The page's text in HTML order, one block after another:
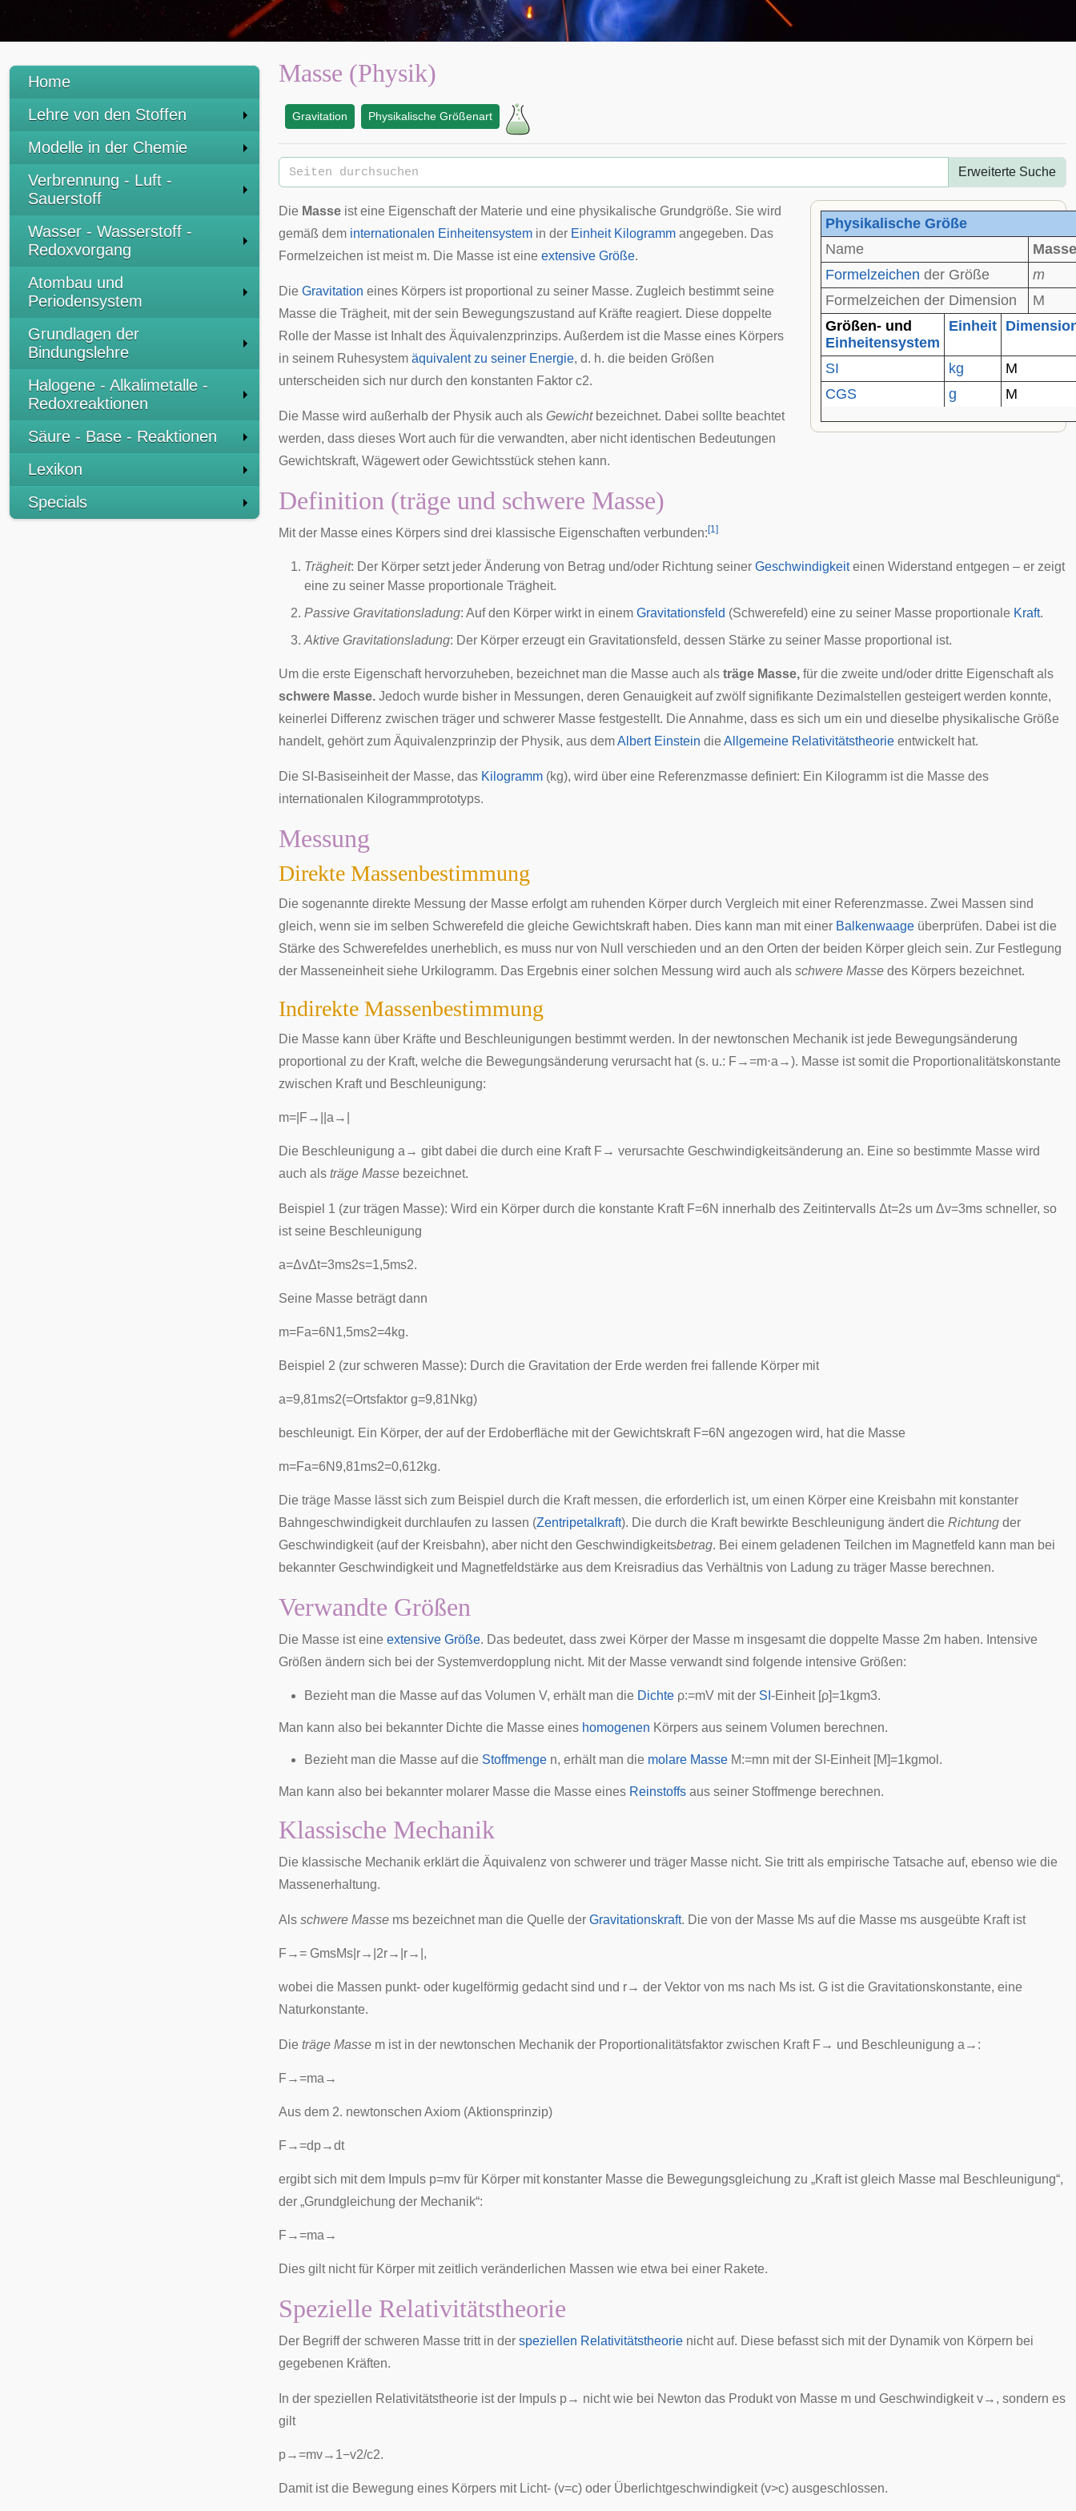
Home
Lehre von den Stoffen
Modelle in der Chemie
Verbrennung - Luft -
Sauerstoff
Wasser - Wasserstoff -
Redoxvorgang
Atombau und
Periodensystem
Grundlagen der
Bindungslehre
Halogene - Alkalimetalle -
Redoxreaktionen
Säure - Base - Reaktionen
Lexikon
Specials
Masse (Physik)
Gravitation Physikalische Größenart
Erweiterte Suche
Physikalische Größe
Name
Masse
Formelzeichen der Größe
m
Formelzeichen der Dimension
M
Größen- und
Einheitensystem
Einheit
SI kg
M
CGS
g M
Die Masse ist eine Eigenschaft der Materie und eine physikalische Grundgröße. Sie wird
gemäß dem internationalen Einheitensystem in der Einheit Kilogramm angegeben. Das
Formelzeichen ist meist m. Die Masse ist eine extensive Größe.
Die Gravitation eines Körpers ist proportional zu seiner Masse. Zugleich bestimmt seine
Masse die Trägheit, mit der sein Bewegungszustand auf Kräfte reagiert. Diese doppelte
Rolle der Masse ist Inhalt des Äquivalenzprinzips. Außerdem ist die Masse eines Körpers
in seinem Ruhesystem äquivalent zu seiner Energie, d. h. die beiden Größen
unterscheiden sich nur durch den konstanten Faktor c2.
Die Masse wird außerhalb der Physik auch als Gewichtbezeichnet. Dabei sollte beachtet
werden, dass dieses Wort auch für die verwandten, aber nicht identischen Bedeutungen
Gewichtskraft, Wägewertoder Gewichtsstück stehen kann.
Definition (träge und schwere Masse)
Mit der Masse eines Körpers sind drei klassische Eigenschaften verbunden: [1]
Trägheit: Der Körper setzt jeder Änderung von Betrag und/oder Richtung seiner Geschwindigkeiteinen Widerstand entgegen – er zeigt
eine zu seiner Masse proportionale Trägheit.
Passive Gravitationsladung: Auf den Körper wirkt in einem Gravitationsfeld (Schwerefeld) eine zu seiner Masse proportionale Kraft.
Aktive Gravitationsladung: Der Körper erzeugt ein Gravitationsfeld, dessen Stärke zu seiner Masse proportional ist.
Um die erste Eigenschaft hervorzuheben, bezeichnet man die Masse auch als träge Masse, für die zweite und/oder dritte Eigenschaft als
schwere Masse. Jedoch wurde bisher in Messungen, deren Genauigkeit auf zwölf signifikante Dezimalstellen gesteigert werden konnte,
keinerlei Differenz zwischen träger und schwerer Masse festgestellt. Die Annahme, dass es sich um ein und dieselbe physikalische Größe
handelt, gehört zum Äquivalenzprinzip der Physik, aus demAlbert Einstein die Allgemeine Relativitätstheorie entwickelt hat.
Die SI-Basiseinheitder Masse, das Kilogramm (kg), wird über eine Referenzmasse definiert: Ein Kilogramm ist die Masse des
internationalen Kilogrammprototyps.
Messung
Direkte Massenbestimmung
Die sogenannte direkte Messung der Masse erfolgt am ruhenden Körper durch Vergleich mit einer Referenzmasse. Zwei Massen sind
gleich, wenn sie im selben Schwerefeld die gleiche Gewichtskrafthaben. Dies kann man mit einer Balkenwaage überprüfen. Dabei ist die
Stärke des Schwerefeldes unerheblich, es muss nur von Null verschieden und an den Orten der beiden Körper gleich sein. Zur Festlegung
der Masseneinheit siehe Urkilogramm. Das Ergebnis einer solchen Messung wird auch als schwere Masse des Körpers bezeichnet.
Indirekte Massenbestimmung
Die Masse kann über Kräfte und Beschleunigungen bestimmt werden. In der newtonschen Mechanik ist jede Bewegungsänderung
proportional zu der Kraft, welche die Bewegungsänderung verursacht hat (s. u.: F →=m⋅a →). Masse ist somit die Proportionalitätskonstante
zwischen Kraft und Beschleunigung:
m= F → a →
Die Beschleunigung a → gibt dabei die durch eine Kraft F → verursachte Geschwindigkeitsänderung an. Eine so bestimmte Masse wird
auch als träge Masse bezeichnet.
Beispiel 1 (zur trägen Masse): Wird ein Körper durch die konstante Kraft F=6N innerhalb des Zeitintervalls Δt=2s um Δv=3ms schneller, so
ist seine Beschleunigung
a=ΔvΔt=3ms2s=1,5ms2.
Seine Masse beträgt dann
m=Fa=6N 1,5ms2=4kg.
Beispiel 2 (zur schweren Masse): Durch die Gravitation der Erde werden frei fallende Körper mit
a=9,81ms2(=Ortsfaktor g=9,81N kg)
beschleunigt. Ein Körper, der auf der Erdoberfläche mit der Gewichtskraft F=6N angezogen wird, hat die Masse
m=Fa=6N9,81ms2=0,612kg.
Die träge Masse lässt sich zum Beispiel durch die Kraft messen, die erforderlich ist, um einen Körper eine Kreisbahn mit konstanter
Bahngeschwindigkeit durchlaufen zu lassen (Zentripetalkraft). Die durch die Kraft bewirkte Beschleunigung ändert die Richtung der
Geschwindigkeit (auf der Kreisbahn), aber nicht den Geschwindigkeitsbetrag. Bei einem geladenen Teilchen im Magnetfeld kann man bei
bekannter Geschwindigkeit und Magnetfeldstärke aus dem Kreisradius das Verhältnis von Ladung zu träger Masse berechnen.
Verwandte Größen
Die Masse ist eine extensive Größe. Das bedeutet, dass zwei Körper der Masse m insgesamt die doppelte Masse 2m haben. Intensive
Größen ändern sich bei der Systemverdopplung nicht. Mit der Masse verwandt sind folgende intensive Größen:
Bezieht man die Masse auf das Volumen V, erhält man die Dichte ρ:=mV mit der SI -Einheit [ρ]=1kgm3.
Man kann also bei bekannter Dichte die Masse eines homogenen Körpers aus seinem Volumen berechnen.
Bezieht man die Masse auf die Stoffmenge n, erhält man die molare Masse M:=mn mit der SI-Einheit [M]=1kgmo .
Man kann also bei bekannter molarer Masse die Masse eines Reinstoffs aus seiner Stoffmenge berechnen.
Klassische Mechanik
Die klassische Mechanik erklärt die Äquivalenz von schwerer und träger Masse nicht. Sie tritt als empirische Tatsache auf, ebenso wie die
Massenerhaltung.
Als schwere Masse ms bezeichnet man die Quelle der Gravitationskraft. Die von der Masse Ms auf die Masse ms ausgeübte Kraft ist
F →= GmsMs r→ 2r→ r→ ,
wobei die Massen punkt- oder kugelförmig gedacht sind und r→ der Vektor von ms nach Ms ist. G ist die Gravitationskonstante, eine
Naturkonstante.
Die träge Masse m ist in der newtonschen Mechanik der Proportionalitätsfaktor zwischen Kraft F → und Beschleunigung a → :
F →=ma →
Aus dem 2. newtonschen Axiom (Aktionsprinzip)
F →=dp→dt
ergibt sich mit dem Impuls p=mv für Körper mit konstanter Masse die Bewegungsgleichung zu „Kraft ist gleich Masse mal Beschleunigung“,
der „Grundgleichung der Mechanik“:
F →=ma →
Dies gilt nicht für Körper mit zeitlich veränderlichen Massen wie etwa bei einer Rakete.
Spezielle Relativitätstheorie
Der Begriff der schweren Masse tritt in der speziellen Relativitätstheorie nicht auf. Diese befasst sich mit der Dynamik von Körpern bei
gegebenen Kräften.
In der speziellen Relativitätstheorie ist der Impuls p→ nicht wie bei Newton das Produkt von Masse m und Geschwindigkeitv→ , sondern es
gilt
p→=mv→ 1−v2/c2.
Damit ist die Bewegung eines Körpers mit Licht- (v=c) oder Überlichtgeschwindigkeit (v>c) ausgeschlossen.